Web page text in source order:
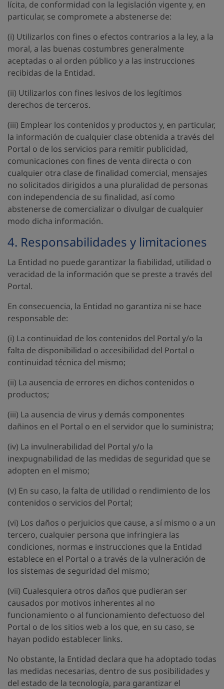
lícita, de conformidad con la legislación vigente y, en
particular, se compromete a abstenerse de:
(i) Utilizarlos con fines o efectos contrarios a la ley, a la
moral, a las buenas costumbres generalmente
aceptadas o al orden público y a las instrucciones
recibidas de la Entidad.
(ii) Utilizarlos con fines lesivos de los legítimos
derechos de terceros.
(iii) Emplear los contenidos y productos y, en particular,
la información de cualquier clase obtenida a través del
Portal o de los servicios para remitir publicidad,
comunicaciones con fines de venta directa o con
cualquier otra clase de finalidad comercial, mensajes
no solicitados dirigidos a una pluralidad de personas
con independencia de su finalidad, así como
abstenerse de comercializar o divulgar de cualquier
modo dicha información.
4. Responsabilidades y limitaciones
La Entidad no puede garantizar la fiabilidad, utilidad o
veracidad de la información que se preste a través del
Portal.
En consecuencia, la Entidad no garantiza ni se hace
responsable de:
(i) La continuidad de los contenidos del Portal y/o la
falta de disponibilidad o accesibilidad del Portal o
continuidad técnica del mismo;
(ii) La ausencia de errores en dichos contenidos o
productos;
(iii) La ausencia de virus y demás componentes
dañinos en el Portal o en el servidor que lo suministra;
(iv) La invulnerabilidad del Portal y/o la
inexpugnabilidad de las medidas de seguridad que se
adopten en el mismo;
(v) En su caso, la falta de utilidad o rendimiento de los
contenidos o servicios del Portal;
(vi) Los daños o perjuicios que cause, a sí mismo o a un
tercero, cualquier persona que infringiera las
condiciones, normas e instrucciones que la Entidad
establece en el Portal o a través de la vulneración de
los sistemas de seguridad del mismo;
(vii) Cualesquiera otros daños que pudieran ser
causados por motivos inherentes al no
funcionamiento o al funcionamiento defectuoso del
Portal o de los sitios web a los que, en su caso, se
hayan podido establecer links.
No obstante, la Entidad declara que ha adoptado todas
las medidas necesarias, dentro de sus posibilidades y
del estado de la tecnología, para garantizar el